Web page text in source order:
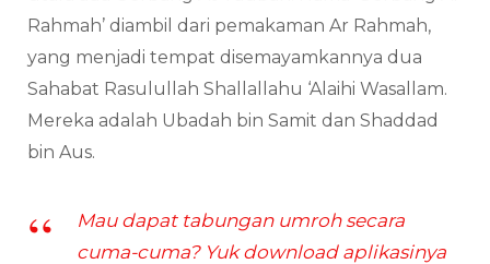
Rahmah’ diambil dari pemakaman Ar Rahmah,
yang menjadi tempat disemayamkannya dua
Sahabat Rasulullah Shallallahu ‘Alaihi Wasallam.
Mereka adalah Ubadah bin Samit dan Shaddad
bin Aus.
Mau dapat tabungan umroh secara
cuma-cuma? Yuk download aplikasinya